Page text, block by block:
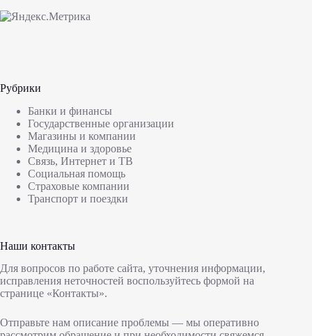
Рубрики
Банки и финансы
Государственные организации
Магазины и компании
Медицина и здоровье
Связь, Интернет и ТВ
Социальная помощь
Страховые компании
Транспорт и поездки
Наши контакты
Для вопросов по работе сайта, уточнения информации,
исправления неточностей воспользуйтесь формой на
странице «Контакты».
Отправьте нам описание проблемы — мы оперативно